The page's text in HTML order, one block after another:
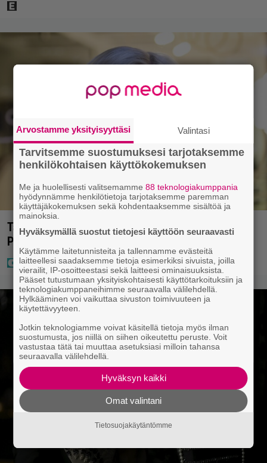
Tältä näyttää Vappu Pimiän perhelomalla
Portugalissa – ”Kaunis mekko”
Arvostamme yksityisyyttäsi Valintasi
Tarvitsemme suostumuksesi tarjotaksemme
henkilökohtaisen käyttökokemuksen
Me ja huolellisesti valitsemamme88 teknologiakumppania
hyödynnämme henkilötietoja tarjotaksemme paremman
käyttäjäkokemuksen sekä kohdentaaksemme sisältöä ja
mainoksia.
Hyväksymällä suostut tietojesi käyttöön seuraavasti
Käytämme laitetunnisteita ja tallennamme evästeitä
laitteellesi saadaksemme tietoja esimerkiksi sivuista, joilla
vierailit, IP-osoitteestasi sekä laitteesi ominaisuuksista.
Pääset tutustumaan yksityiskohtaisesti käyttötarkoituksiin ja
teknologiakumppaneihimme seuraavalla välilehdellä.
Hylkääminen voi vaikuttaa sivuston toimivuuteen ja
käytettävyyteen.
Jotkin teknologiamme voivat käsitellä tietoja myös ilman
suostumusta, jos niillä on siihen oikeutettu peruste. Voit
vastustaa tätä tai muuttaa asetuksiasi milloin tahansa
seuraavalla välilehdellä.
Hyväksyn kaikki
Omat valintani
Tietosuojakäytäntömme